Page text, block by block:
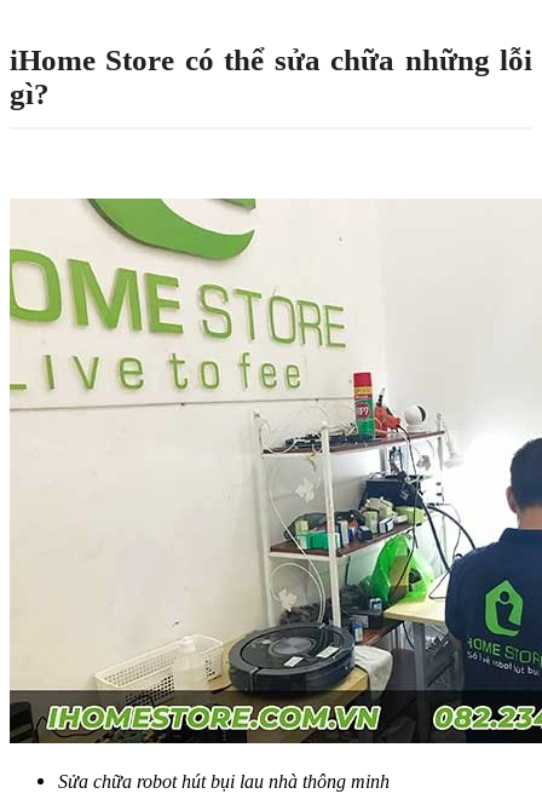
iHome Store có thể sửa chữa những lỗi
gì?
Sửa chữa robot hút bụi lau nhà thông minh